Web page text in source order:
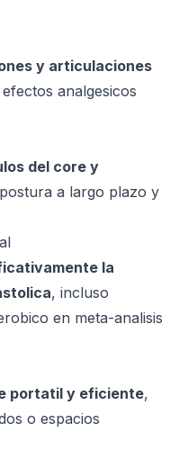
y articulaciones
analgesicos
del core y
a largo plazo y
la
, incluso
en meta-analisis
portatil y eficiente,
o espacios